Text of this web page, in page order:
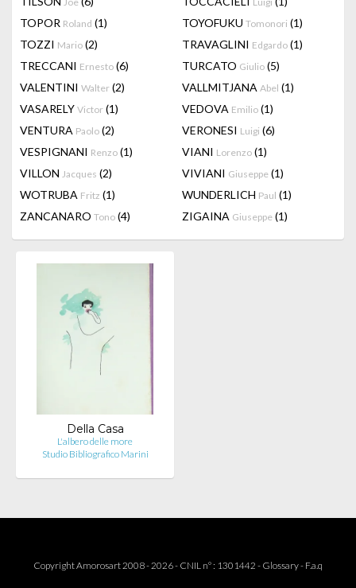
TOPOR Roland (1) TOYOFUKU Tomonori (1)
TOZZI Mario (2) TRAVAGLINI Edgardo (1)
TRECCANI Ernesto (6) TURCATO Giulio (5)
VALENTINI Walter (2) VALLMITJANA Abel (1)
VASARELY Victor (1) VEDOVA Emilio (1)
VENTURA Paolo (2) VERONESI Luigi (6)
VESPIGNANI Renzo (1) VIANI Lorenzo (1)
VILLON Jacques (2) VIVIANI Giuseppe (1)
WOTRUBA Fritz (1) WUNDERLICH Paul (1)
ZANCANARO Tono (4) ZIGAINA Giuseppe (1)
Della Casa
L'albero delle more
Studio Bibliografico Marini
Copyright Amorosart 2008 - 2026 - CNIL n° : 1301442 - Glossary- F.a.q